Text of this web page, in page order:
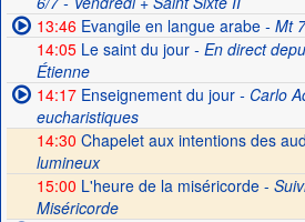
13:46Evangile en langue arabe- Mt
14:05Le saint du jour- En direct
Étienne
14:17Enseignement du jour- Carlo
eucharistiques
14:30 Chapelet aux intentions des
lumineux
15:00 L'heure de la miséricorde -
Miséricorde